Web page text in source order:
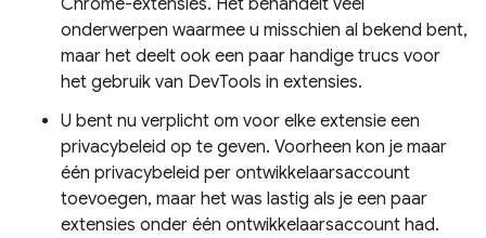
Chrome-extensies. Het behandelt veel
onderwerpen waarmee u misschien al bekend bent,
maar het deelt ook een paar handige trucs voor
het gebruik van DevTools in extensies.
U bent nu verplicht om voor elke extensie een
privacybeleid op te geven. Voorheen kon je maar
één privacybeleid per ontwikkelaarsaccount
toevoegen, maar het was lastig als je een paar
extensies onder één ontwikkelaarsaccount had.